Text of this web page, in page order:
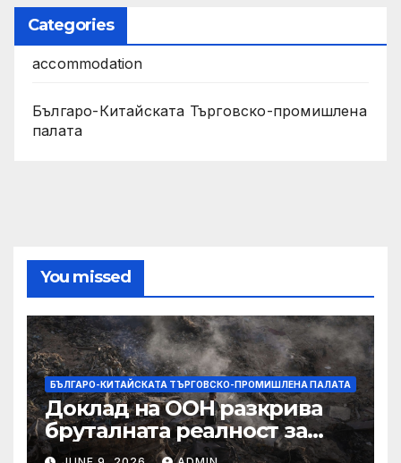
Categories
accommodation
Българо-Китайската Търговско-промишлена
палата
You missed
БЪЛГАРО-КИТАЙСКАТА ТЪРГОВСКО-ПРОМИШЛЕНА ПАЛАТА
Доклад на ООН разкрива
бруталната реалност за
палестинците в Газа,